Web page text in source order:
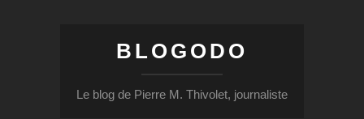
BLOGODO
Le blog de Pierre M. Thivolet, journaliste